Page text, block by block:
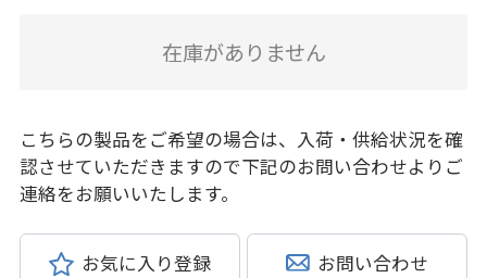
在庫がありません
こちらの製品をご希望の場合は、入荷・供給状況を確
認させていただきますので下記のお問い合わせよりご
連絡をお願いいたします。
お気に入り登録 お問い合わせ